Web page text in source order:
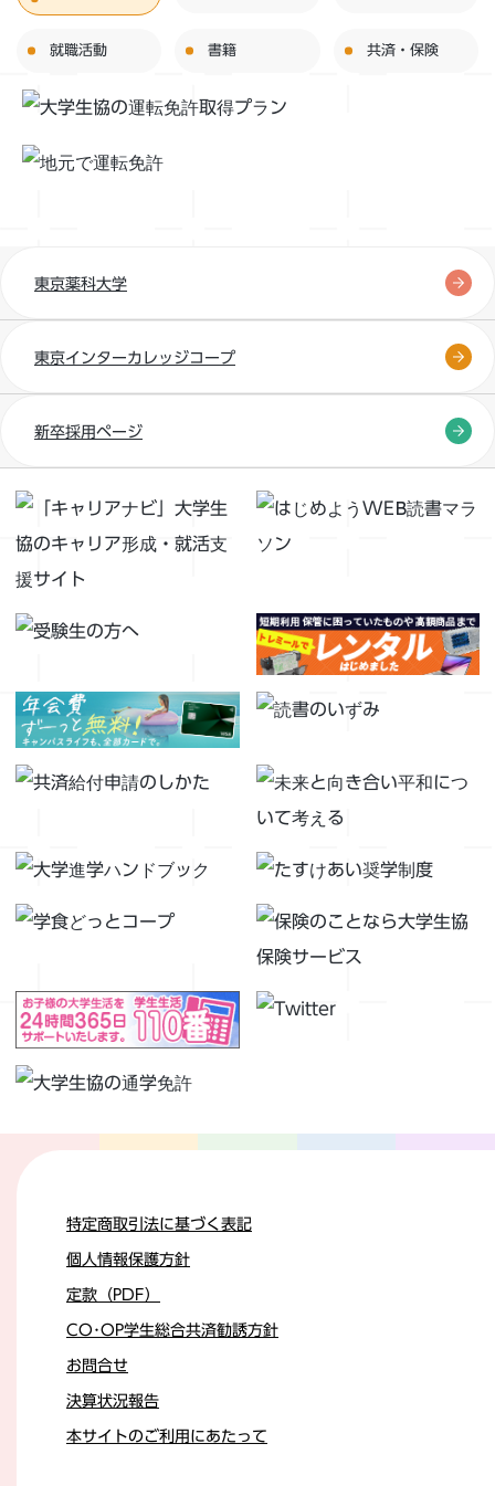
就職活動 書籍 共済・保険
東京薬科大学
東京インターカレッジコープ
新卒採用ページ
特定商取引法に基づく表記
個人情報保護方針
定款（PDF）
CO･OP学生総合共済勧誘方針
お問合せ
決算状況報告
本サイトのご利用にあたって